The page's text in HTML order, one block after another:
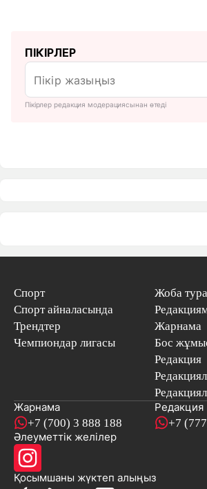
ПІКІРЛЕР
Пікірлер редакция модерациясынан өтеді
Спорт
Спорт айналасында
Трендтер
Чемпиондар лигасы
Жоба
Жарнама
Бос
Редакция
Жарнама
+7 (700) 3 888 188
Редакция
+7
Әлеуметтік желілер
Қосымшаны жүктеп алыңыз